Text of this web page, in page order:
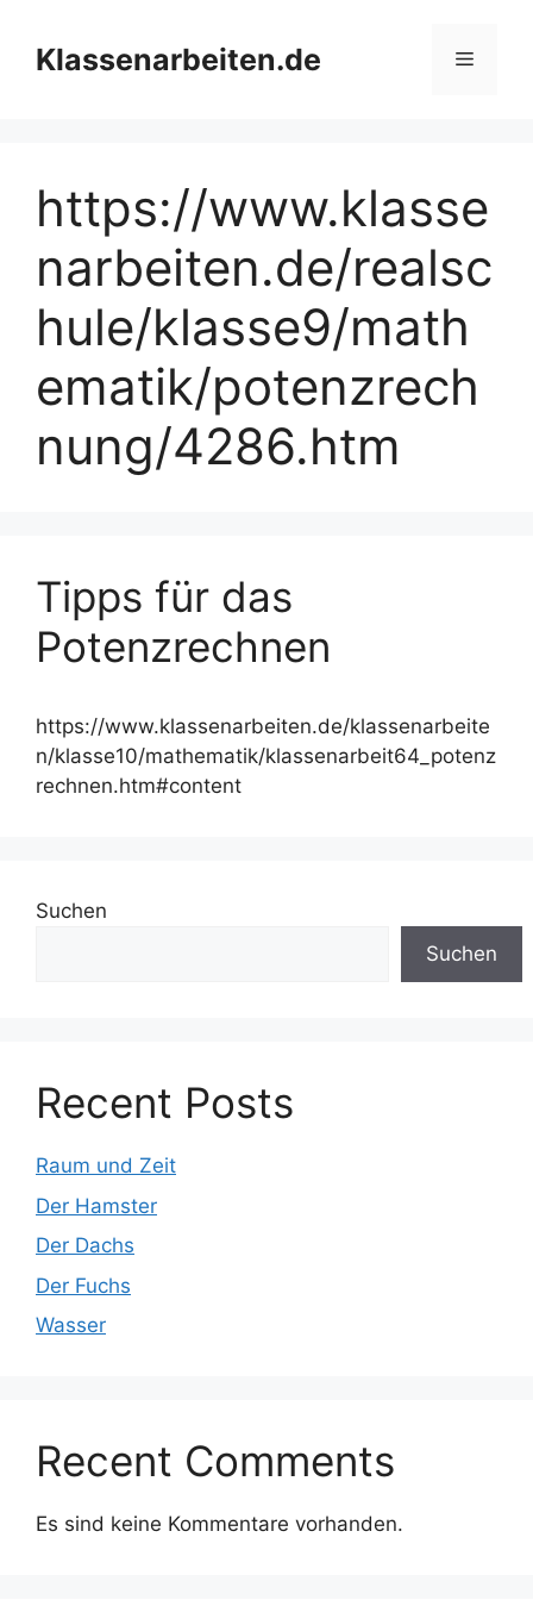
Inhalt
springenKlassenarbeiten.de Menü
https://www.klasse
narbeiten.de/realsc
hule/klasse9/math
ematik/potenzrech
nung/4286.htm
Tipps für das
Potenzrechnen
https://www.klassenarbeiten.de/klassenarbeite
n/klasse10/mathematik/klassenarbeit64_potenz
rechnen.htm#content
Suchen
Suchen
Recent Posts
Raum und Zeit
Der Hamster
Der Dachs
Der Fuchs
Wasser
Recent Comments
Es sind keine Kommentare vorhanden.